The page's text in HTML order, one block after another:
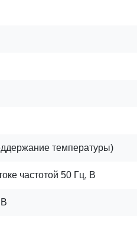
температуры)
частотой 50 Гц, В